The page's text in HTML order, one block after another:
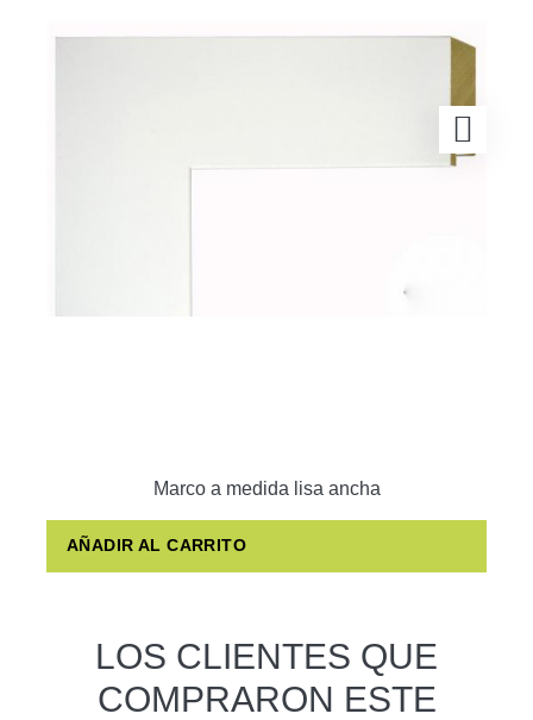
Marco a medida lisa ancha
AÑADIR AL CARRITO
LOS CLIENTES QUE
COMPRARON ESTE